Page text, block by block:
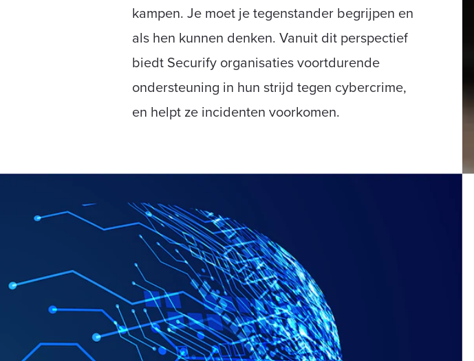
kampen. Je moet je tegenstander begrijpen en
als hen kunnen denken. Vanuit dit perspectief
biedt Securify organisaties voortdurende
ondersteuning in hun strijd tegen cybercrime,
en helpt ze incidenten voorkomen.